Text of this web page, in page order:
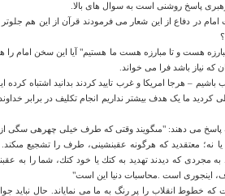
رهبری پاسخ روشنی است به سوال های بالا.
در دفاع از این شعار می فرمودند قرآن از این هم
هست و تا مبارزه هست ما هستیم" آیا این سخن امام را هم
که نیاز باشد فرا می خواند.
باشیم – هرجا امریکا و غرب تایید کردند بدانید اشتباه کرده
کردید ما یک هدف بیشتر نداریم انجام تکلیف در برابر
پاسخ می دهند: "مى‏گويند وقتى كه طرف خيلى چهره‏ى
نه؛ معتقديد كه هرگونه عقب‏نشينى، طرف را تشجيع
مجردى كه ديدند تهديد به كتك يا خود كتك، شما را به
اين‏جورى است
محاسبات دنيا اين است"
که خطوط انقلاب را پر رنگ به ما می نمایاند. حال نباید